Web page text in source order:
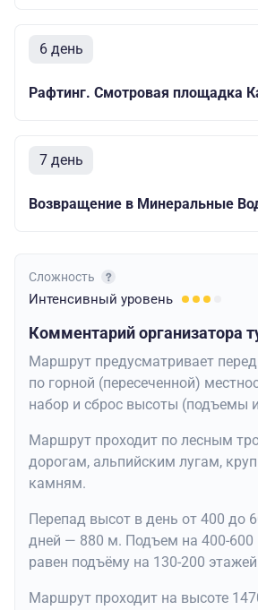
6 день
Рафтинг. Смотровая площадка
7 день
Возвращение в Минеральные
Сложность
Интенсивный уровень
Комментарий организатора
Маршрут предусматривает
по горной (пересеченной)
набор и сброс высоты (подъемы
Маршрут проходит по лесным
дорогам, альпийским лугам,
камням.
Перепад высот в день от 400 до
дней — 880 м. Подъем на 400-
равен подъёму на 130-200
Маршрут проходит на высоте